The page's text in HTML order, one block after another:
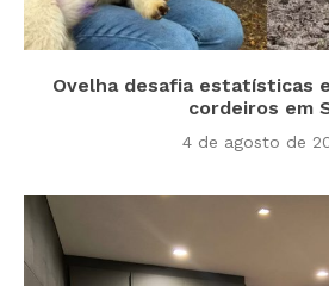
Ovelha desafia estatísticas
cordeiros em
4 de agosto de